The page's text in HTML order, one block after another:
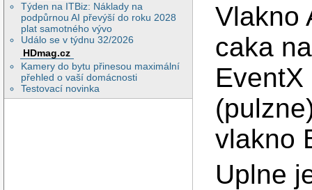
Týden na ITBiz: Náklady na
podpůrnou AI převýší do roku 2028
plat samotného vývo
Událo se v týdnu 32/2026
HDmag.cz
Kamery do bytu přinesou maximální
přehled o vaší domácnosti
Testovací novinka
Vlakno
caka
vlakno
Uplne